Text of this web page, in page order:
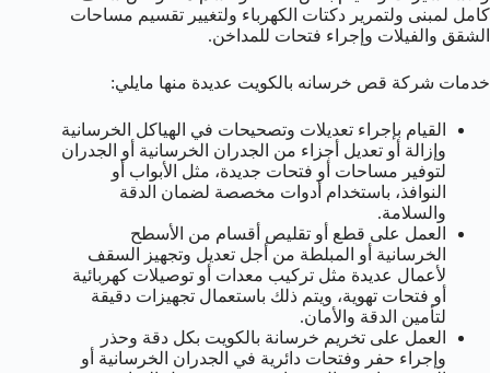
كامل لمبنى ولتمرير دكتات الكهرباء ولتغيير تقسيم مساحات
الشقق والفيلات وإجراء فتحات للمداخن.
خدمات شركة قص خرسانه بالكويت عديدة منها مايلي:
القيام بإجراء تعديلات وتصحيحات في الهياكل الخرسانية
وإزالة أو تعديل أجزاء من الجدران الخرسانية أو الجدران
لتوفير مساحات أو فتحات جديدة، مثل الأبواب أو
النوافذ، باستخدام أدوات مخصصة لضمان الدقة
والسلامة.
العمل على قطع أو تقليص أقسام من الأسطح
الخرسانية أو المبلطة من أجل تعديل وتجهيز السقف
لأعمال عديدة مثل تركيب معدات أو توصيلات كهربائية
أو فتحات تهوية، ويتم ذلك باستعمال تجهيزات دقيقة
لتأمين الدقة والأمان.
العمل على تخريم خرسانة بالكويت بكل دقة وحذر
وإجراء حفر وفتحات دائرية في الجدران الخرسانية أو